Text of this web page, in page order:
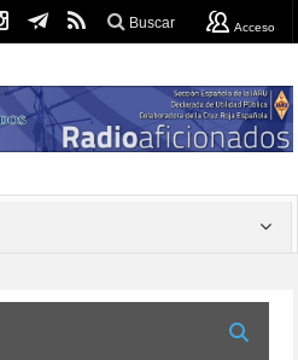
Buscar Acceso